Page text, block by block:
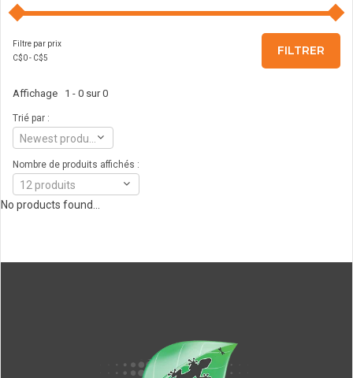
Filtre par prix
C$0- C$5
FILTRER
Affichage 1 - 0 sur 0
Trié par :
Nombre de produits affichés :
12 produits
No products found...